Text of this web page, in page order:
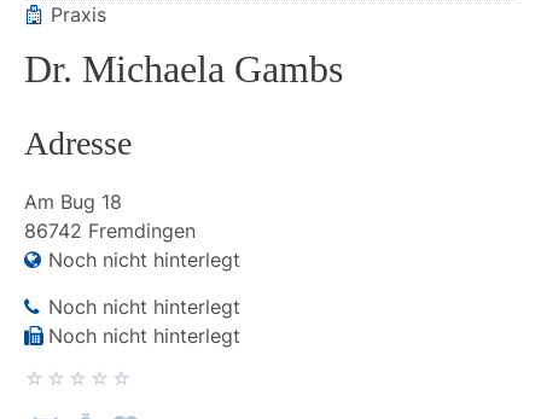
Praxis
Dr. Michaela Gambs
Adresse
Am Bug 18
86742 Fremdingen
Noch nicht hinterlegt
Noch nicht hinterlegt
Noch nicht hinterlegt